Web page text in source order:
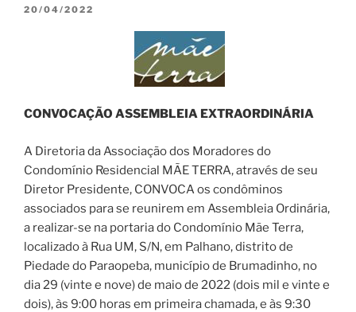
PUBLICADO
20/04/2022
CONVOCAÇÃO ASSEMBLEIA EXTRAORDINÁRIA
A Diretoria da Associação dos Moradores do
Condomínio Residencial MÃE TERRA, através de seu
Diretor Presidente, CONVOCA os condôminos
associados para se reunirem em Assembleia Ordinária,
a realizar-se na portaria do Condomínio Mãe Terra,
localizado à Rua UM, S/N, em Palhano, distrito de
Piedade do Paraopeba, município de Brumadinho, no
dia 29 (vinte e nove) de maio de 2022 (dois mil e vinte e
dois), às 9:00 horas em primeira chamada, e às 9:30